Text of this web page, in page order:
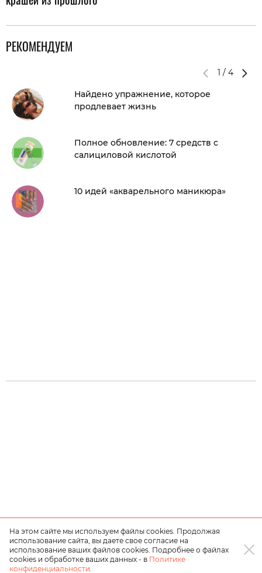
РЕКОМЕНДУЕМ
1 / 4
Найдено упражнение, которое
продлевает жизнь
Полное обновление: 7 средств с
салициловой кислотой
10 идей «акварельного маникюра»
На этом сайте мы используем файлы cookies. Продолжая
использование сайта, вы даете свое согласие на
использование ваших файлов cookies. Подробнее о файлах
cookies и обработке ваших данных - в Политике
конфиденциальности.